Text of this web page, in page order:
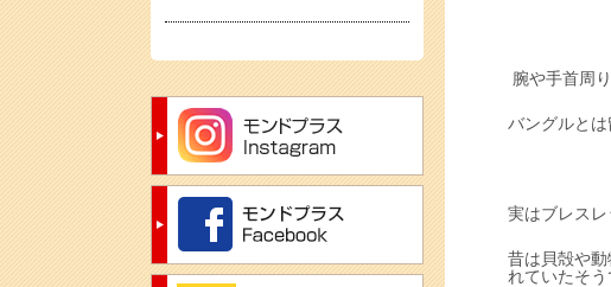
腕や手首周
バングルとは
実はブレスレ
昔は貝殻や
れていたそう